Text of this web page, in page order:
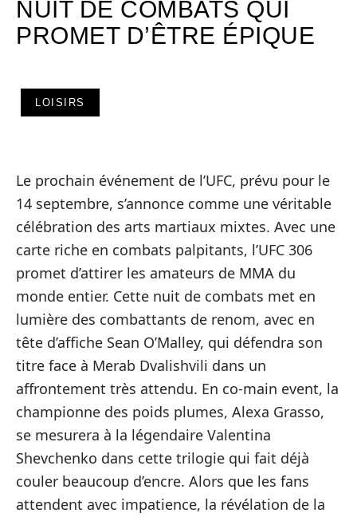
NUIT DE COMBATS QUI
PROMET D’ÊTRE ÉPIQUE
LOISIRS
Le prochain événement de l’UFC, prévu pour le
14 septembre, s’annonce comme une véritable
célébration des arts martiaux mixtes. Avec une
carte riche en combats palpitants, l’UFC 306
promet d’attirer les amateurs de MMA du
monde entier. Cette nuit de combats met en
lumière des combattants de renom, avec en
tête d’affiche Sean O’Malley, qui défendra son
titre face à Merab Dvalishvili dans un
affrontement très attendu. En co-main event, la
championne des poids plumes, Alexa Grasso,
se mesurera à la légendaire Valentina
Shevchenko dans cette trilogie qui fait déjà
couler beaucoup d’encre. Alors que les fans
attendent avec impatience, la révélation de la